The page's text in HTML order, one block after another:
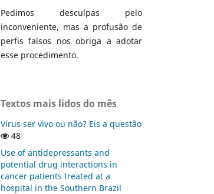
Pedimos desculpas pelo
inconveniente, mas a profusão de
perfis falsos nos obriga a adotar
esse procedimento.
Textos mais lidos do mês
Vírus ser vivo ou não? Eis a questão
48
Use of antidepressants and
potential drug interactions in
cancer patients treated at a
hospital in the Southern Brazil